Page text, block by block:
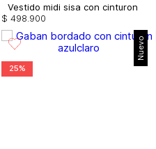
Vestido midi sisa con cinturon
$ 498 900
Nuevo
25%